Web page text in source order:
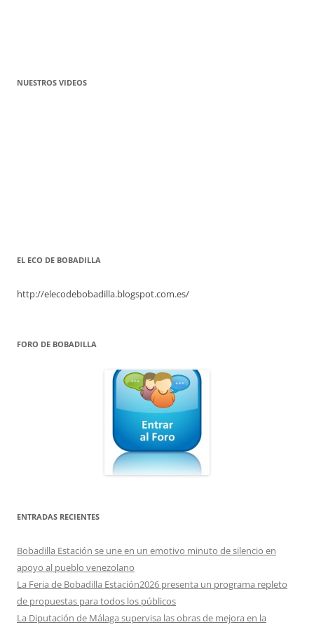
NUESTROS VIDEOS
EL ECO DE BOBADILLA
http://elecodebobadilla.blogspot.com.es/
FORO DE BOBADILLA
ENTRADAS RECIENTES
Bobadilla Estación se une en un emotivo minuto de silencio en
apoyo al pueblo venezolano
La Feria de Bobadilla Estación2026 presenta un programa repleto
de propuestas para todos los públicos
La Diputación de Málaga supervisa las obras de mejora en la